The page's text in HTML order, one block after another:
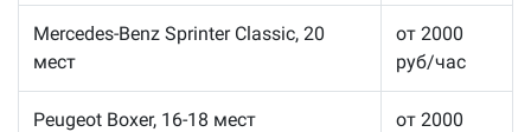
Mercedes-Benz Sprinter Classic, 20
мест
от 2000
руб/час
Peugeot Boxer, 16-18 мест
от 2000